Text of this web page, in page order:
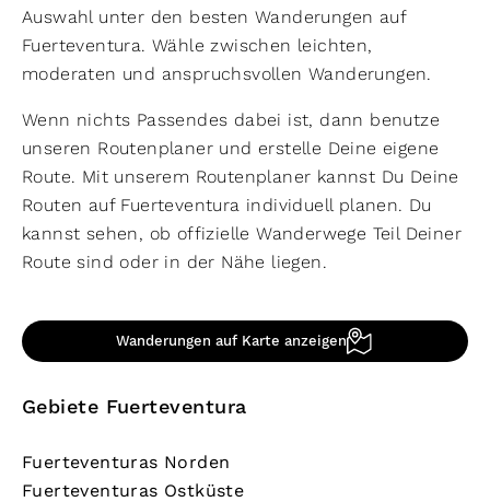
Auswahl unter den besten Wanderungen auf
Fuerteventura. Wähle zwischen leichten,
moderaten und anspruchsvollen Wanderungen.
Wenn nichts Passendes dabei ist, dann benutze
unseren Routenplaner und erstelle Deine eigene
Route. Mit unserem Routenplaner kannst Du Deine
Routen auf Fuerteventura individuell planen. Du
kannst sehen, ob offizielle Wanderwege Teil Deiner
Route sind oder in der Nähe liegen.
Wanderungen auf Karte anzeigen
Gebiete Fuerteventura
Fuerteventuras Norden
Fuerteventuras Ostküste